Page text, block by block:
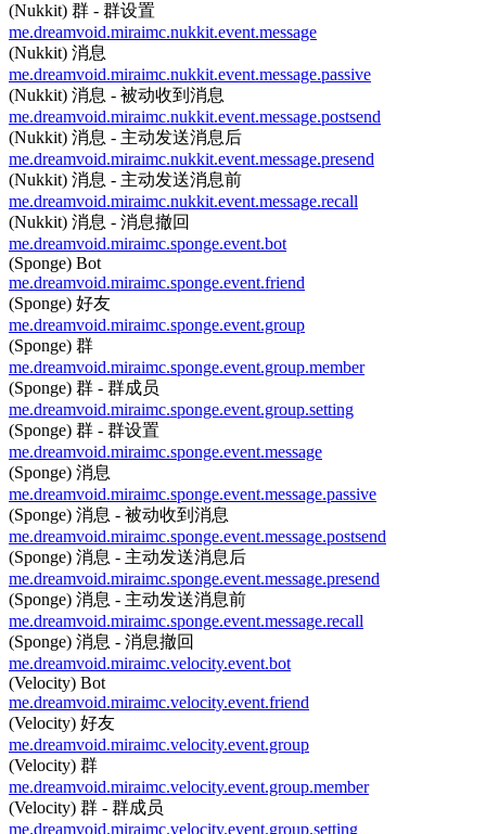
(Nukkit) 群 - 群设置
me.dreamvoid.miraimc.nukkit.event.message
(Nukkit) 消息
me.dreamvoid.miraimc.nukkit.event.message.passive
(Nukkit) 消息 - 被动收到消息
me.dreamvoid.miraimc.nukkit.event.message.postsend
(Nukkit) 消息 - 主动发送消息后
me.dreamvoid.miraimc.nukkit.event.message.presend
(Nukkit) 消息 - 主动发送消息前
me.dreamvoid.miraimc.nukkit.event.message.recall
(Nukkit) 消息 - 消息撤回
me.dreamvoid.miraimc.sponge.event.bot
(Sponge) Bot
me.dreamvoid.miraimc.sponge.event.friend
(Sponge) 好友
me.dreamvoid.miraimc.sponge.event.group
(Sponge) 群
me.dreamvoid.miraimc.sponge.event.group.member
(Sponge) 群 - 群成员
me.dreamvoid.miraimc.sponge.event.group.setting
(Sponge) 群 - 群设置
me.dreamvoid.miraimc.sponge.event.message
(Sponge) 消息
me.dreamvoid.miraimc.sponge.event.message.passive
(Sponge) 消息 - 被动收到消息
me.dreamvoid.miraimc.sponge.event.message.postsend
(Sponge) 消息 - 主动发送消息后
me.dreamvoid.miraimc.sponge.event.message.presend
(Sponge) 消息 - 主动发送消息前
me.dreamvoid.miraimc.sponge.event.message.recall
(Sponge) 消息 - 消息撤回
me.dreamvoid.miraimc.velocity.event.bot
(Velocity) Bot
me.dreamvoid.miraimc.velocity.event.friend
(Velocity) 好友
me.dreamvoid.miraimc.velocity.event.group
(Velocity) 群
me.dreamvoid.miraimc.velocity.event.group.member
(Velocity) 群 - 群成员
me.dreamvoid.miraimc.velocity.event.group.setting